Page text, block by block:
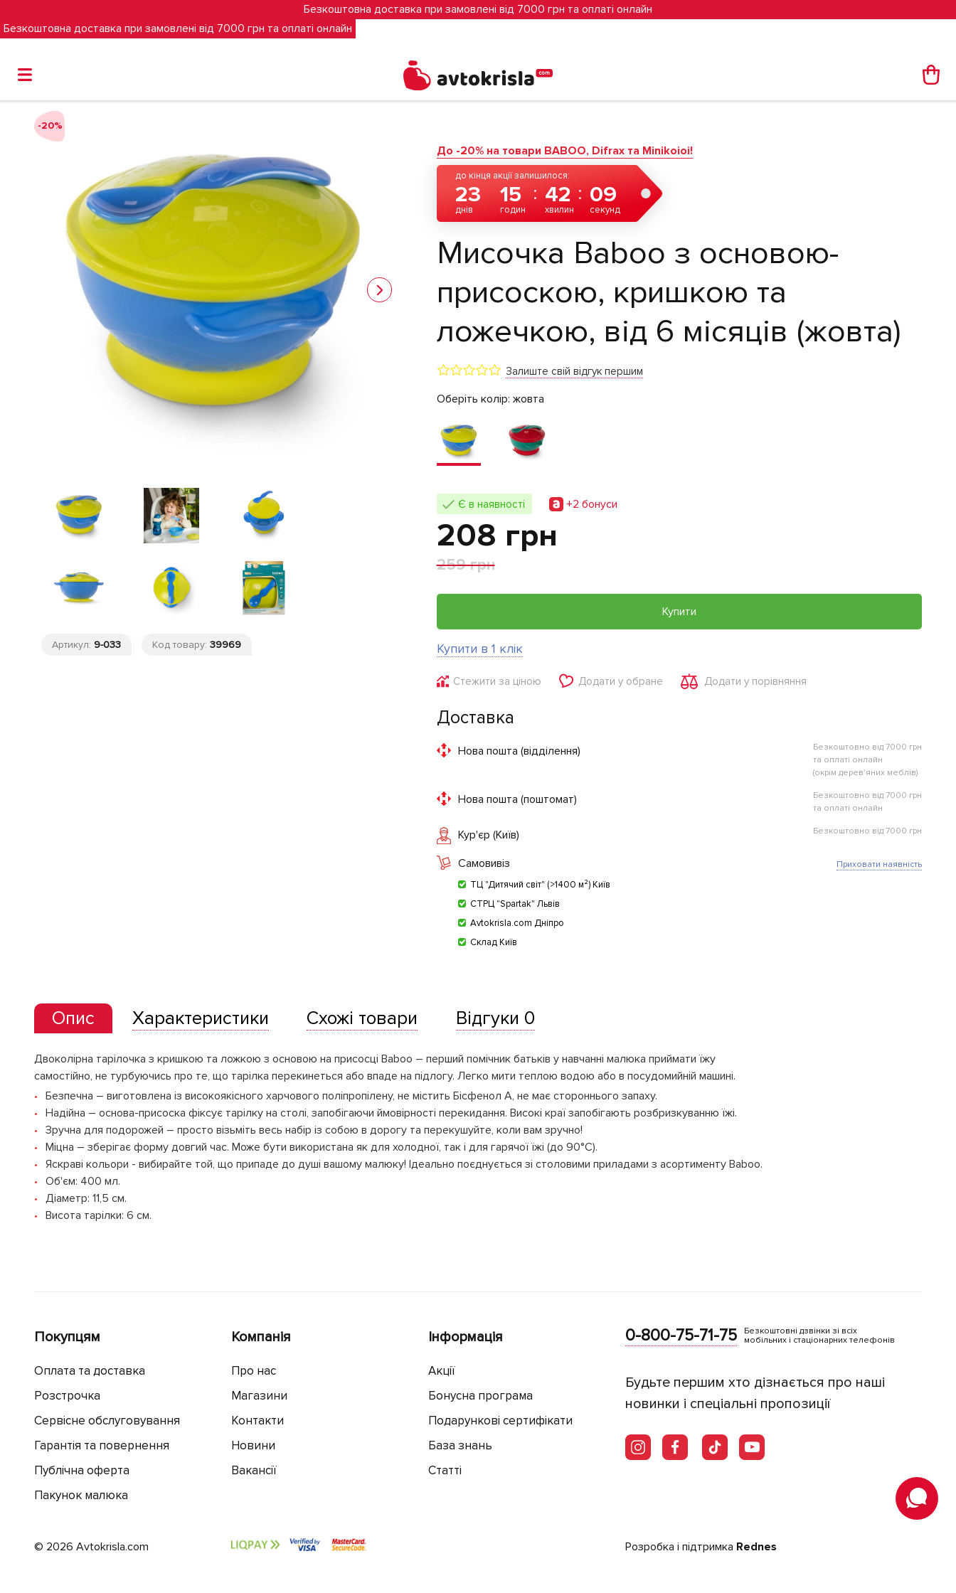
Безкоштовна доставка при замовлені від 7000 грн та оплаті онлайн
Безкоштовна доставка при замовлені від 7000 грн та оплаті онлайн
Мисочка Baboo з основою-присоскою, кришкою та ложечкою, від 6 місяців (жовта)
-20%
Артикул: 9-033 Код товару: 39969
До -20% на товари BABOO, Difrax та Minikoioi!
до кінця акції залишилося:
23
днів
15
годин
42
хвилин
09
секунд
Мисочка Baboo з основою-
присоскою, кришкою та
ложечкою, від 6 місяців (жовта)
Залиште свій відгук першим
Оберіть колір: жовта
Є в наявності +2 бонуси
208 грн
259 грн
Купити
Купити в 1 клік
Стежити за ціною Додати у обране Додати у порівняння
Доставка
Нова пошта (відділення)
Безкоштовно від 7000 грн
та оплаті онлайн
(окрім дерев'яних меблів)
Нова пошта (поштомат)
Безкоштовно від 7000 грн
та оплаті онлайн
Кур'єр (Київ) Безкоштовно від 7000 грн
Самовивіз
ТЦ "Дитячий світ" (>1400 м²) Київ
СТРЦ "Spartak" Львів
Avtokrisla.com Дніпро
Склад Київ
Приховати наявність
Опис Характеристики Схожі товари Відгуки 0
Двоколірна тарілочка з кришкою та ложкою з основою на присосці Baboo – перший помічник батьків у навчанні малюка приймати їжу
самостійно, не турбуючись про те, що тарілка перекинеться або впаде на підлогу. Легко мити теплою водою або в посудомийній машині.
Безпечна – виготовлена із високоякісного харчового поліпропілену, не містить Бісфенол А, не має стороннього запаху.
Надійна – основа-присоска фіксує тарілку на столі, запобігаючи ймовірності перекидання. Високі краї запобігають розбризкуванню їжі.
Зручна для подорожей – просто візьміть весь набір із собою в дорогу та перекушуйте, коли вам зручно!
Міцна – зберігає форму довгий час. Може бути використана як для холодної, так і для гарячої їжі (до 90°C).
Яскраві кольори - вибирайте той, що припаде до душі вашому малюку! Ідеально поєднується зі столовими приладами з асортименту Baboo.
Об'єм: 400 мл.
Діаметр: 11,5 см.
Висота тарілки: 6 см.
Покупцям
Оплата та доставка
Розстрочка
Сервісне обслуговування
Гарантія та повернення
Публічна оферта
Пакунок малюка
Компанія
Про нас
Магазини
Контакти
Новини
Вакансії
Інформація
Акції
Бонусна програма
Подарункові сертифікати
База знань
Статті
0-800-75-71-75
Безкоштовні дзвінки зі всіх
мобільних і стаціонарних телефонів
Будьте першим хто дізнається про наші
новинки і спеціальні пропозиції
© 2026 Avtokrisla.com Розробка і підтримка Rednes